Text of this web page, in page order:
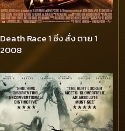
Death Race 1 ซิ่ง สั่ง ตาย 1
2008